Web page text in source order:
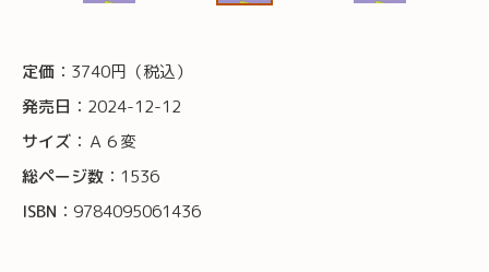
定価： 3740円（税込）
発売日： 2024-12-12
サイズ： Ａ６変
総ページ数： 1536
ISBN： 9784095061436